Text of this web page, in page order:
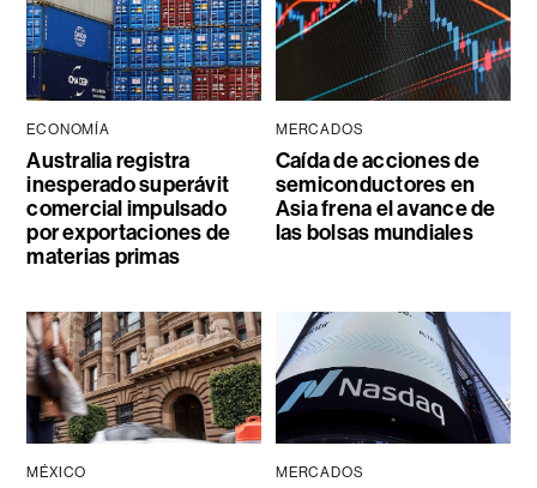
ECONOMÍA
Australia registra
inesperado superávit
comercial impulsado
por exportaciones de
materias primas
MERCADOS
Caída de acciones de
semiconductores en
Asia frena el avance de
las bolsas mundiales
MÉXICO MERCADOS